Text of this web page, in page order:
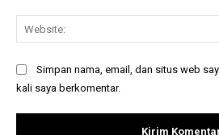
Simpan nama, email, dan situs web
kali saya berkomentar.